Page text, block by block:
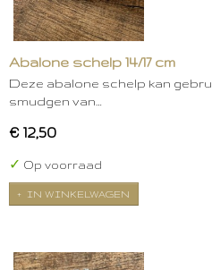
Abalone schelp 14/17 cm
Deze abalone schelp kan
smudgen van…
€ 12,50
✓ Op voorraad
IN WINKELWAGEN